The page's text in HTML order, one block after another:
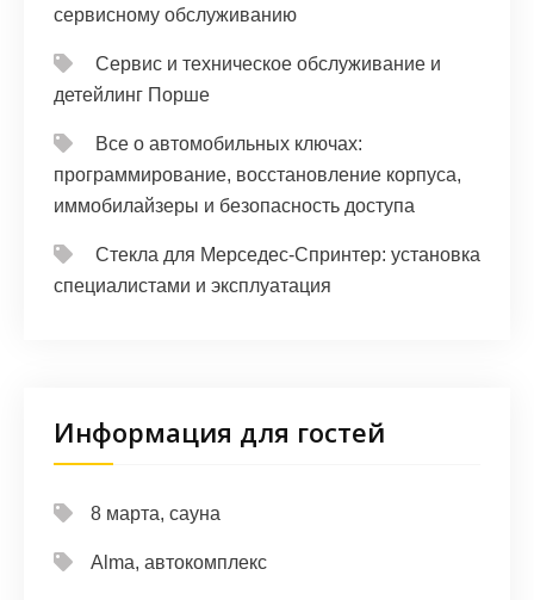
сервисному обслуживанию
Сервис и техническое обслуживание и
детейлинг Порше
Все о автомобильных ключах:
программирование, восстановление корпуса,
иммобилайзеры и безопасность доступа
Стекла для Мерседес-Спринтер: установка
специалистами и эксплуатация
Информация для гостей
8 марта, сауна
Alma, автокомплекс